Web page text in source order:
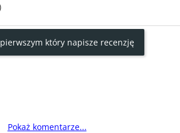
który napisze recenzję
Pokaż komentarze...